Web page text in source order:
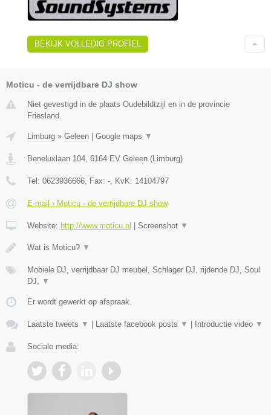
BEKIJK VOLLEDIG PROFIEL
Moticu - de verrijdbare DJ show
Niet gevestigd in de plaats Oudebildtzijl en in de provincie
Friesland.
Limburg » Geleen Google maps ▼
Beneluxlaan 104, 6164 EV Geleen (Limburg)
Tel: 0623936666, Fax: -, KvK: 14104797
E-mail › Moticu - de verrijdbare DJ show
Website: http://www.moticu.nl Screenshot ▼
Wat is Moticu? ▼
Mobiele DJ, verrijdbaar DJ meubel, Schlager DJ, rijdende DJ, Soul
DJ, ▼
Er wordt gewerkt op afspraak.
Laatste tweets ▼ Laatste facebook posts ▼ Introductie video ▼
Sociale media: